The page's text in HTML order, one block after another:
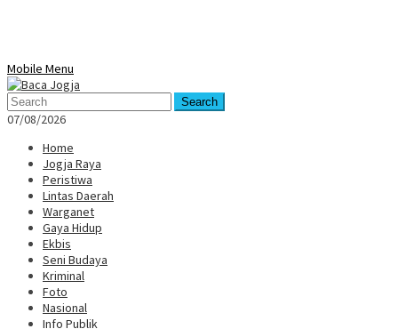
Mobile Menu
Search
07/08/2026
Home
Jogja Raya
Peristiwa
Lintas Daerah
Warganet
Gaya Hidup
Ekbis
Seni Budaya
Kriminal
Foto
Nasional
Info Publik